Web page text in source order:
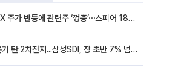
스페이스X 주가 반등에 관련주 ‘껑충’⋯스피어 18%ㆍ에이치브이엠 12%↑
반도체 온기 탄 2차전지...삼성SDI, 장 초반 7% 넘게 껑충